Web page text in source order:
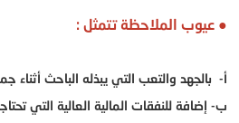
● عيوب الملاحظة تتمثل :
أ- بالجهد والتعب التي يبذله الباحث أثناء
ب- إضافة للنفقات المالية العالية التي